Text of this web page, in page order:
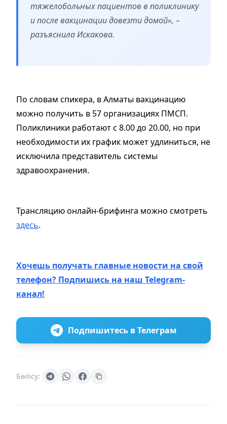
тяжелобольных пациентов в поликлинику
и после вакцинации довезти домой», –
разъяснила Искакова.
По словам спикера, в Алматы вакцинацию
можно получить в 57 организациях ПМСП.
Поликлиники работают с 8.00 до 20.00, но при
необходимости их график может удлиниться, не
исключила представитель системы
здравоохранения.
Трансляцию онлайн-брифинга можно смотреть
здесь.
Хочешь получать главные новости на свой
телефон? Подпишись на наш Telegram-
канал!
Подпишитесь в Телеграм
Бөлісу: